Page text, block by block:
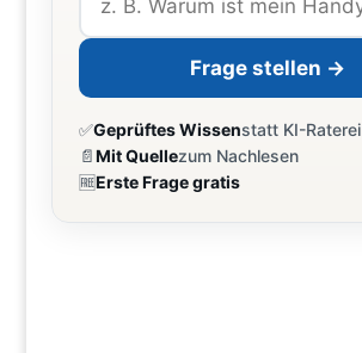
Frage stellen →
✅Geprüftes Wissenstatt KI-Raterei
📄Mit Quellezum Nachlesen
🆓Erste Frage gratis